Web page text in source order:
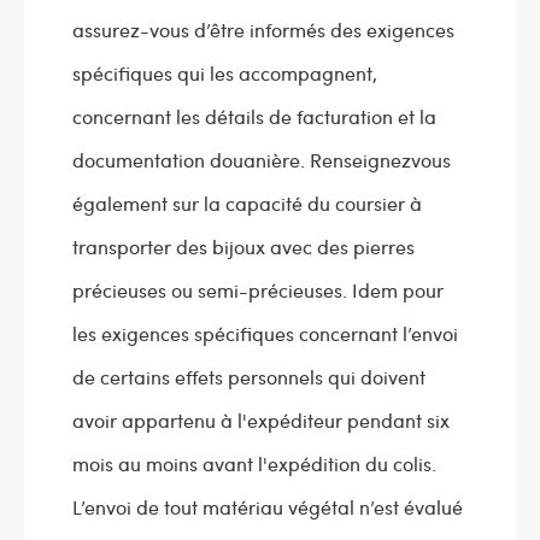
assurez-vous d’être informés des exigences
spécifiques qui les accompagnent,
concernant les détails de facturation et la
documentation douanière. Renseignezvous
également sur la capacité du coursier à
transporter des bijoux avec des pierres
précieuses ou semi-précieuses. Idem pour
les exigences spécifiques concernant l’envoi
de certains effets personnels qui doivent
avoir appartenu à l'expéditeur pendant six
mois au moins avant l'expédition du colis.
L’envoi de tout matériau végétal n’est évalué